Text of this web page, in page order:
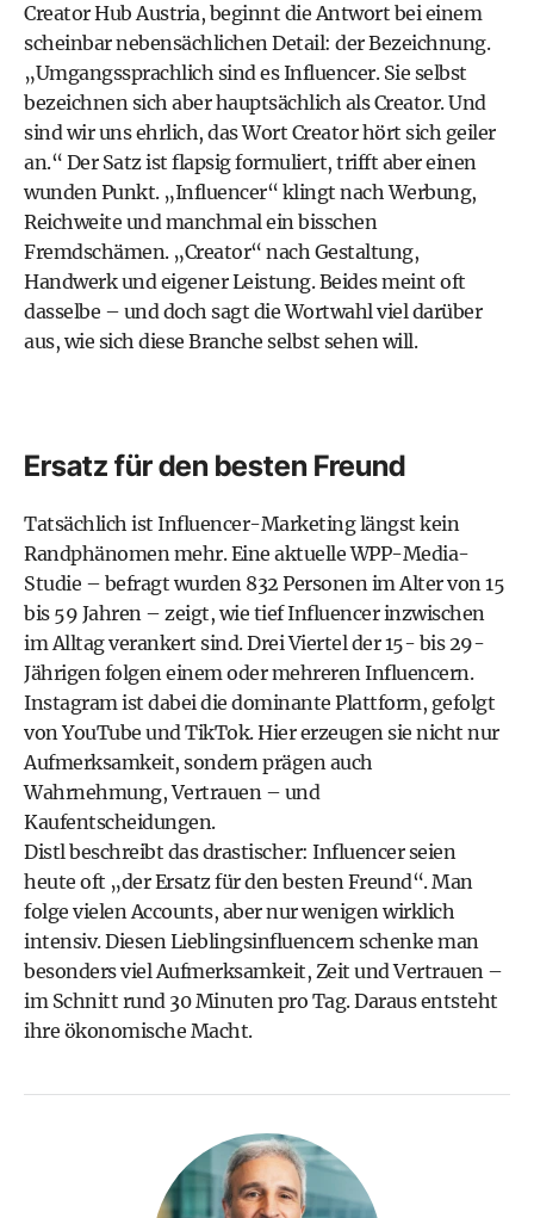
Creator Hub Austria, beginnt die Antwort bei einem
scheinbar nebensächlichen Detail: der Bezeichnung.
„Umgangssprachlich sind es Influencer. Sie selbst
bezeichnen sich aber hauptsächlich als Creator. Und
sind wir uns ehrlich, das Wort Creator hört sich geiler
an.“ Der Satz ist flapsig formuliert, trifft aber einen
wunden Punkt. „Influencer“ klingt nach Werbung,
Reichweite und manchmal ein bisschen
Fremdschämen. „Creator“ nach Gestaltung,
Handwerk und eigener Leistung. Beides meint oft
dasselbe – und doch sagt die Wortwahl viel darüber
aus, wie sich diese Branche selbst sehen will.
Ersatz für den besten Freund
Tatsächlich ist Influencer-Marketing längst kein
Randphänomen mehr. Eine aktuelle WPP-Media-
Studie – befragt wurden 832 Personen im Alter von 15
bis 59 Jahren – zeigt, wie tief Influencer inzwischen
im Alltag verankert sind. Drei Viertel der 15- bis 29-
Jährigen folgen einem oder mehreren Influencern.
Instagram ist dabei die dominante Plattform, gefolgt
von YouTube und TikTok. Hier erzeugen sie nicht nur
Aufmerksamkeit, sondern prägen auch
Wahrnehmung, Vertrauen – und
Kaufentscheidungen.
Distl beschreibt das drastischer: Influencer seien
heute oft „der Ersatz für den besten Freund“. Man
folge vielen Accounts, aber nur wenigen wirklich
intensiv. Diesen Lieblingsinfluencern schenke man
besonders viel Aufmerksamkeit, Zeit und Vertrauen –
im Schnitt rund 30 Minuten pro Tag. Daraus entsteht
ihre ökonomische Macht.